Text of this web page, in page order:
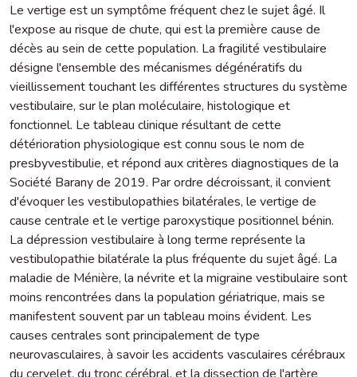
Le vertige est un symptôme fréquent chez le sujet âgé. Il
l'expose au risque de chute, qui est la première cause de
décès au sein de cette population. La fragilité vestibulaire
désigne l'ensemble des mécanismes dégénératifs du
vieillissement touchant les différentes structures du système
vestibulaire, sur le plan moléculaire, histologique et
fonctionnel. Le tableau clinique résultant de cette
détérioration physiologique est connu sous le nom de
presbyvestibulie, et répond aux critères diagnostiques de la
Société Barany de 2019. Par ordre décroissant, il convient
d'évoquer les vestibulopathies bilatérales, le vertige de
cause centrale et le vertige paroxystique positionnel bénin.
La dépression vestibulaire à long terme représente la
vestibulopathie bilatérale la plus fréquente du sujet âgé. La
maladie de Ménière, la névrite et la migraine vestibulaire sont
moins rencontrées dans la population gériatrique, mais se
manifestent souvent par un tableau moins évident. Les
causes centrales sont principalement de type
neurovasculaires, à savoir les accidents vasculaires cérébraux